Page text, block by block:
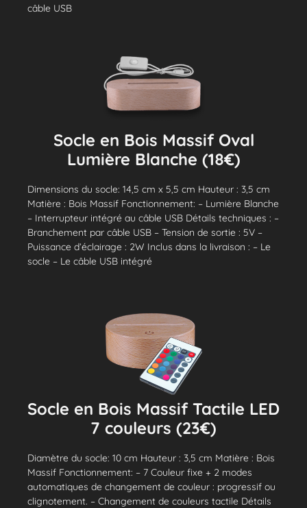
câble USB
Socle en Bois Massif Oval
Lumière Blanche (18€)
Dimensions du socle: 14,5 cm x 5,5 cm Hauteur : 3,5 cm
Matière : Bois Massif Fonctionnement: – Lumière Blanche
– Interrupteur intégré au câble USB Détails techniques : –
Branchement par câble USB – Tension de sortie : 5V –
Puissance d’éclairage : 2W Inclus dans la livraison : – Le
socle – Le câble USB intégré
Socle en Bois Massif Tactile LED
7 couleurs (23€)
Diamètre du socle: 10 cm Hauteur : 3,5 cm Matière : Bois
Massif Fonctionnement: – 7 Couleur fixe + 2 modes
automatiques de changement de couleur : progressif ou
clignotement. – Changement de couleurs tactile Détails